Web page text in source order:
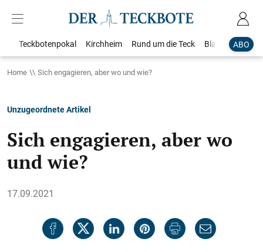
ABO
Teckbotenpokal Kirchheim Rund um die Teck Blaulicht
Home Sich engagieren, aber wo und wie?
Unzugeordnete Artikel
Sich engagieren, aber wo
und wie?
17.09.2021